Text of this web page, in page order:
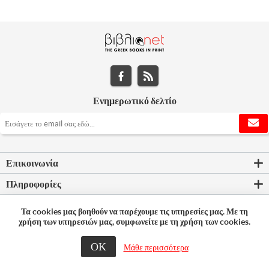
Ενημερωτικό δελτίο
Επικοινωνία
Πληροφορίες
Ο λογαριασμός μου
© 2026 Bookleader
Τα cookies μας βοηθούν να παρέχουμε τις υπηρεσίες μας. Με τη
χρήση των υπηρεσιών μας, συμφωνείτε με τη χρήση των cookies.
ΟΚ Μάθε περισσότερα